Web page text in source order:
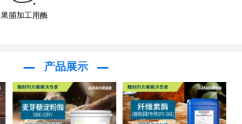
果脯加工用酶
产品展示